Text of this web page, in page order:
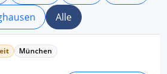
Alle
München